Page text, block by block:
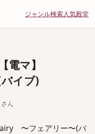
ジャンル検索人気殿堂
電マ】
イブ)
ん
〜フェアリー〜(バ